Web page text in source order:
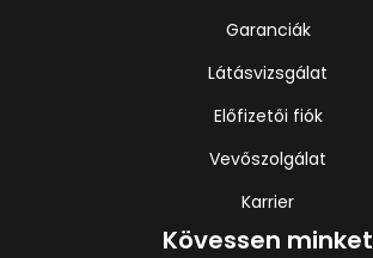
Garanciák
Látásvizsgálat
Előfizetői fiók
Vevőszolgálat
Karrier
Kövessen minket